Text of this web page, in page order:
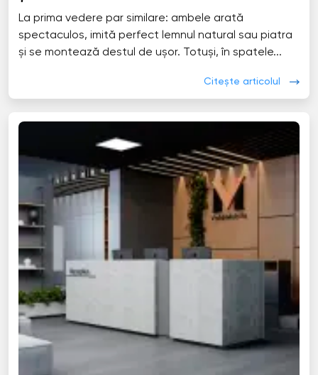
La prima vedere par similare: ambele arată
spectaculos, imită perfect lemnul natural sau piatra
și se montează destul de ușor. Totuși, în spatele...
Citește articolul